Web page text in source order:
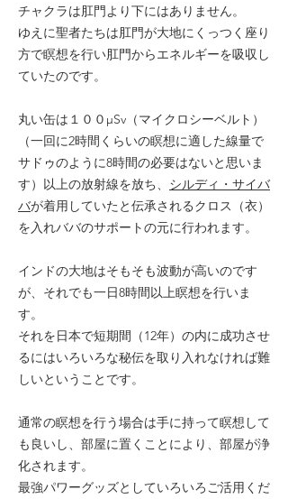
チャクラは肛門より下にはありません。
ゆえに聖者たちは肛門が大地にくっつく座り
方で瞑想を行い肛門からエネルギーを吸収し
ていたのです。
丸い缶は１００μSv（マイクロシーベルト）
（一回に2時間くらいの瞑想に適した線量で
サドゥのように8時間の必要はないと思いま
す）以上の放射線を放ち、 シルディ・サイバ
バが着用していたと伝承されるクロス（衣）
を入れババのサポートの元に行われます。
インドの大地はそもそも波動が高いのです
が、それでも一日8時間以上瞑想を行いま
す。
それを日本で短期間（12年）の内に成功させ
るにはいろいろな秘伝を取り入れなければ難
しいということです。
通常の瞑想を行う場合は手に持って瞑想して
も良いし、部屋に置くことにより、部屋が浄
化されます。
最強パワーグッズとしていろいろご活用くだ